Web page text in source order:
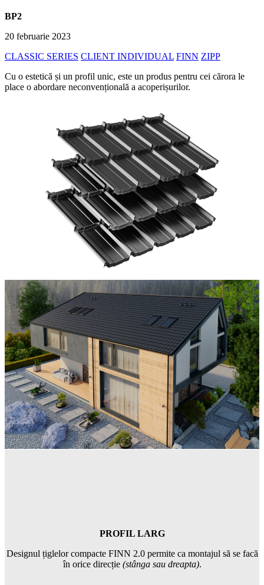
BP2
20 februarie 2023
CLASSIC SERIES CLIENT INDIVIDUAL FINN ZIPP
Cu o estetică și un profil unic, este un produs pentru cei cărora le
place o abordare neconvențională a acoperișurilor.
PROFIL LARG
Designul țiglelor compacte FINN 2.0 permite ca montajul să se facă
în orice direcție (stânga sau dreapta).